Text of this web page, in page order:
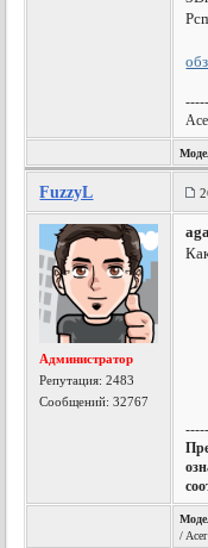
FuzzyL
Администратор
Репутация:2483
Сообщений: 32767
/